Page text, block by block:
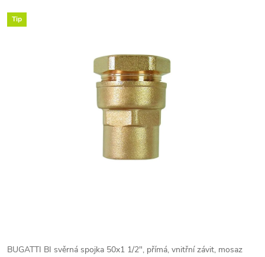
Tip
BUGATTI BI svěrná spojka 50x1 1/2", přímá, vnitřní závit, mosaz